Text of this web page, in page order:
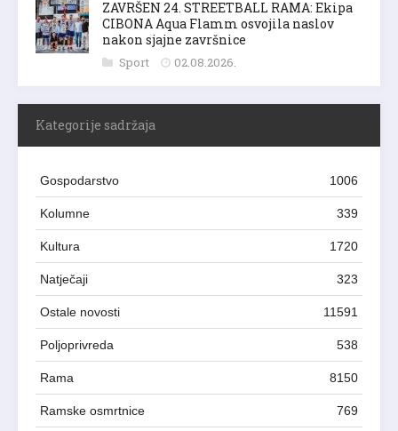
ZAVRŠEN 24. STREETBALL RAMA: Ekipa
CIBONA Aqua Flamm osvojila naslov
nakon sjajne završnice
Sport 02.08.2026.
Kategorije sadržaja
Gospodarstvo 1006
Kolumne 339
Kultura 1720
Natječaji 323
Ostale novosti 11591
Poljoprivreda 538
Rama 8150
Ramske osmrtnice 769